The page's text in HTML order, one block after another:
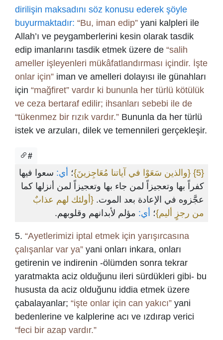
dirilişin maksadını söz konusu ederek şöyle
buyurmaktadır: “Bu, iman edip” yani kalpleri ile
Allah’ı ve peygamberlerini kesin olarak tasdik
edip imanlarını tasdik etmek üzere de “salih
ameller işleyenleri mükâfatlandırması içindir. İşte
onlar için” iman ve amelleri dolayısı ile günahları
için “mağfiret” vardır ki bununla her türlü kötülük
ve ceza bertaraf edilir; ihsanları sebebi ile de
“tükenmez bir rızık vardır.” Bununla da her türlü
istek ve arzuları, dilek ve temennileri gerçekleşir.
#
{5} {والذين سَعَوْا في آياتنا مُعَاجِزينَ}؛ أي: سعوا فيها
كفراً بها وتعجيزاً لمن جاء بها وتعجيزاً لمن أنزلها كما
عجَّزوه في الإعادة بعد الموت. {أولئك لهم عذابٌ
من رجزٍ أليم}؛ أي: مؤلم لأبدانهم وقلوبهم.
5. “Ayetlerimizi iptal etmek için yarışırcasına
çalışanlar var ya” yani onları inkara, onları
getirenin ve indirenin -ölümden sonra tekrar
yaratmakta aciz olduğunu ileri sürdükleri gibi- bu
hususta da aciz olduğunu iddia etmek üzere
çabalayanlar; “işte onlar için can yakıcı” yani
bedenlerine ve kalplerine acı ve ızdırap verici
“feci bir azap vardır.”